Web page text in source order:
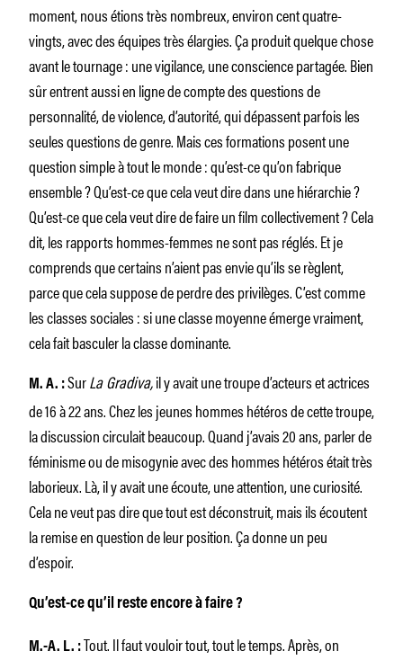
moment, nous étions très nombreux, environ cent quatre-
vingts, avec des équipes très élargies. Ça produit quelque chose
avant le tournage : une vigilance, une conscience partagée. Bien
sûr entrent aussi en ligne de compte des questions de
personnalité, de violence, d’autorité, qui dépassent parfois les
seules questions de genre. Mais ces formations posent une
question simple à tout le monde : qu’est-ce qu’on fabrique
ensemble ? Qu’est-ce que cela veut dire dans une hiérarchie ?
Qu’est-ce que cela veut dire de faire un film collectivement ? Cela
dit, les rapports hommes-femmes ne sont pas réglés. Et je
comprends que certains n’aient pas envie qu’ils se règlent,
parce que cela suppose de perdre des privilèges. C’est comme
les classes sociales : si une classe moyenne émerge vraiment,
cela fait basculer la classe dominante.
M. A. :SurLa Gradiva,il y avait une troupe d’acteurs et actrices
de 16 à 22 ans. Chez les jeunes hommes hétéros de cette troupe,
la discussion circulait beaucoup. Quand j’avais 20 ans, parler de
féminisme ou de misogynie avec des hommes hétéros était très
laborieux. Là, il y avait une écoute, une attention, une curiosité.
Cela ne veut pas dire que tout est déconstruit, mais ils écoutent
la remise en question de leur position. Ça donne un peu
d’espoir.
Qu’est-ce qu’il reste encore à faire ?
M.-A. L. :Tout. Il faut vouloir tout, tout le temps. Après, on